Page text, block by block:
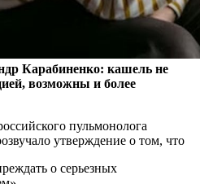
Карабиненко: кашель не
возможны и более
пульмонолога
утверждение о том, что
о серьезных